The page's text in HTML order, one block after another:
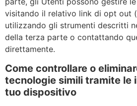
visitando il relativo link di opt out
utilizzando gli strumenti descritti
della terza parte o contattando
direttamente.
Come controllare o
tecnologie simili tramite le
tuo dispositivo